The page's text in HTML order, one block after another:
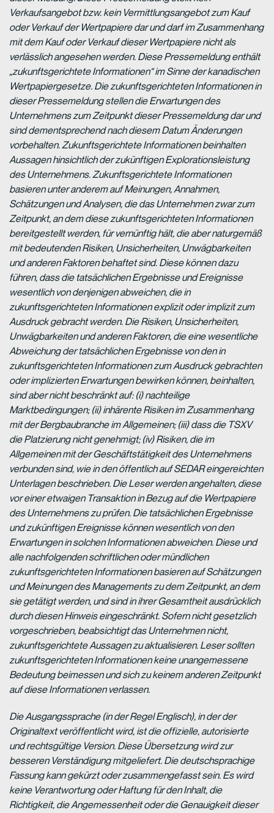
Verkaufsangebot bzw. kein Vermittlungsangebot zum Kauf
oder Verkauf der Wertpapiere dar und darf im Zusammenhang
mit dem Kauf oder Verkauf dieser Wertpapiere nicht als
verlässlich angesehen werden. Diese Pressemeldung enthält
„zukunftsgerichtete Informationen“ im Sinne der kanadischen
Wertpapiergesetze. Die zukunftsgerichteten Informationen in
dieser Pressemeldung stellen die Erwartungen des
Unternehmens zum Zeitpunkt dieser Pressemeldung dar und
sind dementsprechend nach diesem Datum Änderungen
vorbehalten. Zukunftsgerichtete Informationen beinhalten
Aussagen hinsichtlich der zukünftigen Explorationsleistung
des Unternehmens. Zukunftsgerichtete Informationen
basieren unter anderem auf Meinungen, Annahmen,
Schätzungen und Analysen, die das Unternehmen zwar zum
Zeitpunkt, an dem diese zukunftsgerichteten Informationen
bereitgestellt werden, für vernünftig hält, die aber naturgemäß
mit bedeutenden Risiken, Unsicherheiten, Unwägbarkeiten
und anderen Faktoren behaftet sind. Diese können dazu
führen, dass die tatsächlichen Ergebnisse und Ereignisse
wesentlich von denjenigen abweichen, die in
zukunftsgerichteten Informationen explizit oder implizit zum
Ausdruck gebracht werden. Die Risiken, Unsicherheiten,
Unwägbarkeiten und anderen Faktoren, die eine wesentliche
Abweichung der tatsächlichen Ergebnisse von den in
zukunftsgerichteten Informationen zum Ausdruck gebrachten
oder implizierten Erwartungen bewirken können, beinhalten,
sind aber nicht beschränkt auf: (i) nachteilige
Marktbedingungen; (ii) inhärente Risiken im Zusammenhang
mit der Bergbaubranche im Allgemeinen; (iii) dass die TSXV
die Platzierung nicht genehmigt; (iv) Risiken, die im
Allgemeinen mit der Geschäftstätigkeit des Unternehmens
verbunden sind, wie in den öffentlich auf SEDAR eingereichten
Unterlagen beschrieben. Die Leser werden angehalten, diese
vor einer etwaigen Transaktion in Bezug auf die Wertpapiere
des Unternehmens zu prüfen. Die tatsächlichen Ergebnisse
und zukünftigen Ereignisse können wesentlich von den
Erwartungen in solchen Informationen abweichen. Diese und
alle nachfolgenden schriftlichen oder mündlichen
zukunftsgerichteten Informationen basieren auf Schätzungen
und Meinungen des Managements zu dem Zeitpunkt, an dem
sie getätigt werden, und sind in ihrer Gesamtheit ausdrücklich
durch diesen Hinweis eingeschränkt. Sofern nicht gesetzlich
vorgeschrieben, beabsichtigt das Unternehmen nicht,
zukunftsgerichtete Aussagen zu aktualisieren. Leser sollten
zukunftsgerichteten Informationen keine unangemessene
Bedeutung beimessen und sich zu keinem anderen Zeitpunkt
auf diese Informationen verlassen.
Die Ausgangssprache (in der Regel Englisch), in der der
Originaltext veröffentlicht wird, ist die offizielle, autorisierte
und rechtsgültige Version. Diese Übersetzung wird zur
besseren Verständigung mitgeliefert. Die deutschsprachige
Fassung kann gekürzt oder zusammengefasst sein. Es wird
keine Verantwortung oder Haftung für den Inhalt, die
Richtigkeit, die Angemessenheit oder die Genauigkeit dieser